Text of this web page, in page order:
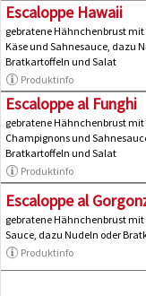
Escaloppe Hawaii
gebratene Hähnchenbrust mit
Käse und Sahnesauce, dazu
Bratkartoffeln und Salat
Produktinfo
Escaloppe al Funghi
gebratene Hähnchenbrust mit
Champignons und
Bratkartoffeln und Salat
Produktinfo
Escaloppe al
gebratene Hähnchenbrust
Sauce, dazu Nudeln oder
Produktinfo